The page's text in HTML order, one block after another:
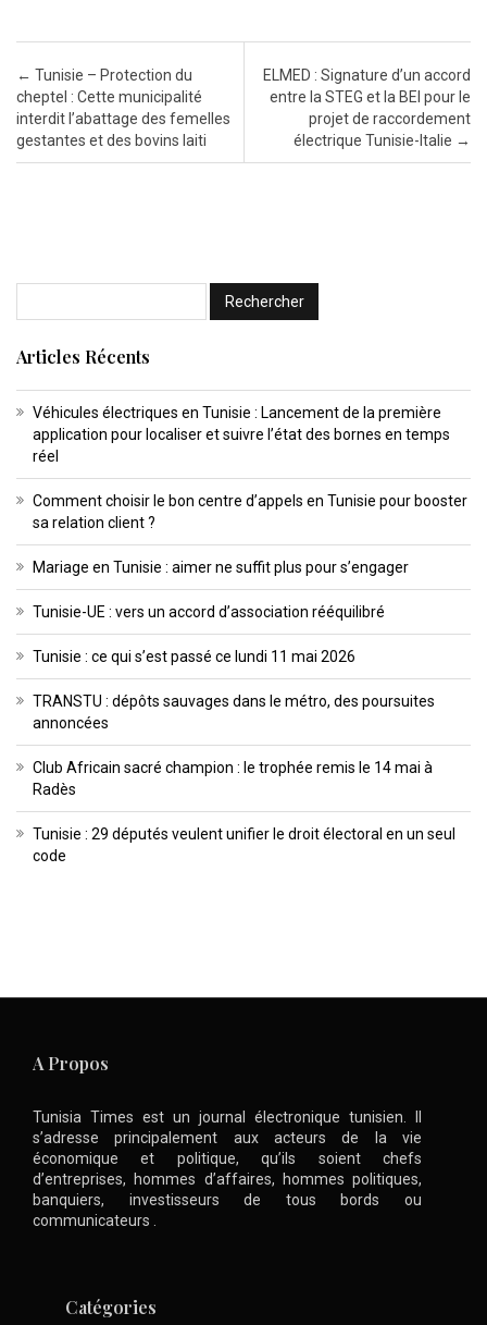
Post navigation
← Tunisie – Protection du
cheptel : Cette municipalité
interdit l’abattage des femelles
gestantes et des bovins laiti
ELMED : Signature d’un accord
entre la STEG et la BEI pour le
projet de raccordement
électrique Tunisie-Italie →
Articles Récents
Véhicules électriques en Tunisie : Lancement de la première
application pour localiser et suivre l’état des bornes en temps
réel
Comment choisir le bon centre d’appels en Tunisie pour booster
sa relation client ?
Mariage en Tunisie : aimer ne suffit plus pour s’engager
Tunisie-UE : vers un accord d’association rééquilibré
Tunisie : ce qui s’est passé ce lundi 11 mai 2026
TRANSTU : dépôts sauvages dans le métro, des poursuites
annoncées
Club Africain sacré champion : le trophée remis le 14 mai à
Radès
Tunisie : 29 députés veulent unifier le droit électoral en un seul
code
A Propos
Tunisia Times est un journal électronique tunisien. Il
s’adresse principalement aux acteurs de la vie
économique et politique, qu’ils soient chefs
d’entreprises, hommes d’affaires, hommes politiques,
banquiers, investisseurs de tous bords ou
communicateurs .
Catégories